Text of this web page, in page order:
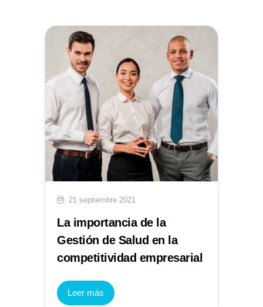
21 septiembre 2021
La importancia de la
Gestión de Salud en la
competitividad empresarial
Leer más